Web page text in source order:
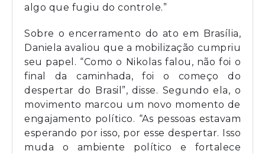
algo que fugiu do controle.”
Sobre o encerramento do ato em Brasília,
Daniela avaliou que a mobilização cumpriu
seu papel. “Como o Nikolas falou, não foi o
final da caminhada, foi o começo do
despertar do Brasil”, disse. Segundo ela, o
movimento marcou um novo momento de
engajamento político. “As pessoas estavam
esperando por isso, por esse despertar. Isso
muda o ambiente político e fortalece